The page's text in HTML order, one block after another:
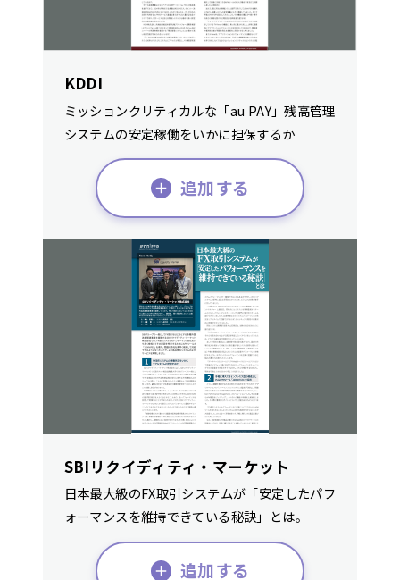
KDDI
ミッションクリティカルな「au PAY」残高管理
システムの安定稼働をいかに担保するか
追加する
SBIリクイディティ・マーケット
日本最大級のFX取引システムが「安定したパフ
ォーマンスを維持できている秘訣」とは。
追加する